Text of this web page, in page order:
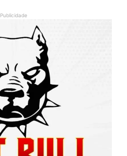
Publicidade